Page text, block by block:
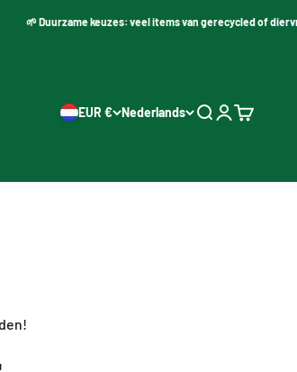
🌱 Duurzame keuzes: veel items van gerecycled of
EUR € Nederlands Zoeken openen